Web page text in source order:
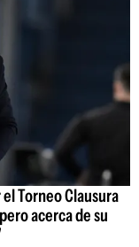
Torneo Clausura
acerca de su